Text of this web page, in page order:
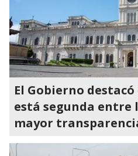
El Gobierno
está segunda entre
mayor